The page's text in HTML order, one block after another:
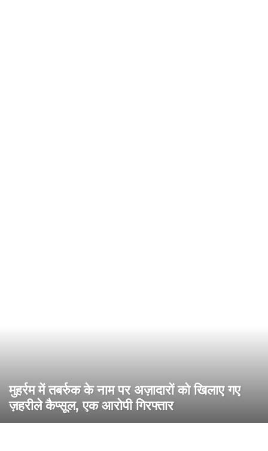
मुहर्रम में तबर्रुक के नाम पर अज़ादारों को खिलाए गए
ज़हरीले कैप्सूल, एक आरोपी गिरफ्तार